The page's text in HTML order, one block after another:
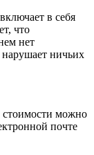
в себя
что
нет
нарушает ничьих
стоимости можно
почте